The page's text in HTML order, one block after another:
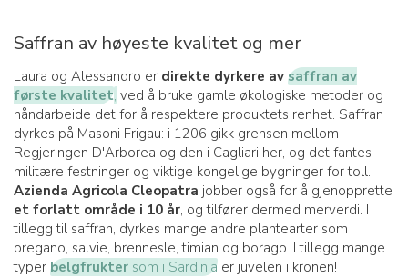
Saffran av høyeste kvalitet og mer
Laura og Alessandro er direkte dyrkere av saffran av
første kvalitet, ved å bruke gamle økologiske metoder og
håndarbeide det for å respektere produktets renhet. Saffran
dyrkes på Masoni Frigau: i 1206 gikk grensen mellom
Regjeringen D'Arborea og den i Cagliari her, og det fantes
militære festninger og viktige kongelige bygninger for toll.
Azienda Agricola Cleopatra jobber også for å gjenopprette
et forlatt område i 10 år, og tilfører dermed merverdi. I
tillegg til saffran, dyrkes mange andre plantearter som
oregano, salvie, brennesle, timian og borago. I tillegg mange
typer belgfrukter som i Sardinia er juvelen i kronen!